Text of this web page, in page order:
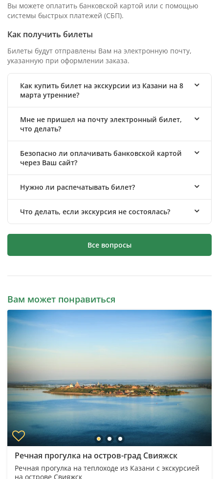
Вы можете оплатить банковской картой или с помощью
системы быстрых платежей (СБП).
Как получить билеты
Билеты будут отправлены Вам на электронную почту,
указанную при оформлении заказа.
Как купить билет на экскурсии из Казани на 8
марта утренние?
Мне не пришел на почту электронный билет,
что делать?
Безопасно ли оплачивать банковской картой
через Ваш сайт?
Нужно ли распечатывать билет?
Что делать, если экскурсия не состоялась?
Все вопросы
Вам может понравиться
Речная прогулка на остров-град Свияжск
Речная прогулка на теплоходе из Казани с экскурсией
на острове Свияжск